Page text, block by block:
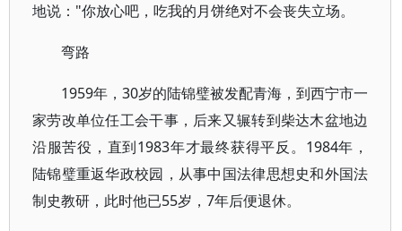
地说："你放心吧，吃我的月饼绝对不会丧失立场。
弯路
1959年，30岁的陆锦璧被发配青海，到西宁市一
家劳改单位任工会干事，后来又辗转到柴达木盆地边
沿服苦役，直到1983年才最终获得平反。1984年，
陆锦璧重返华政校园，从事中国法律思想史和外国法
制史教研，此时他已55岁，7年后便退休。